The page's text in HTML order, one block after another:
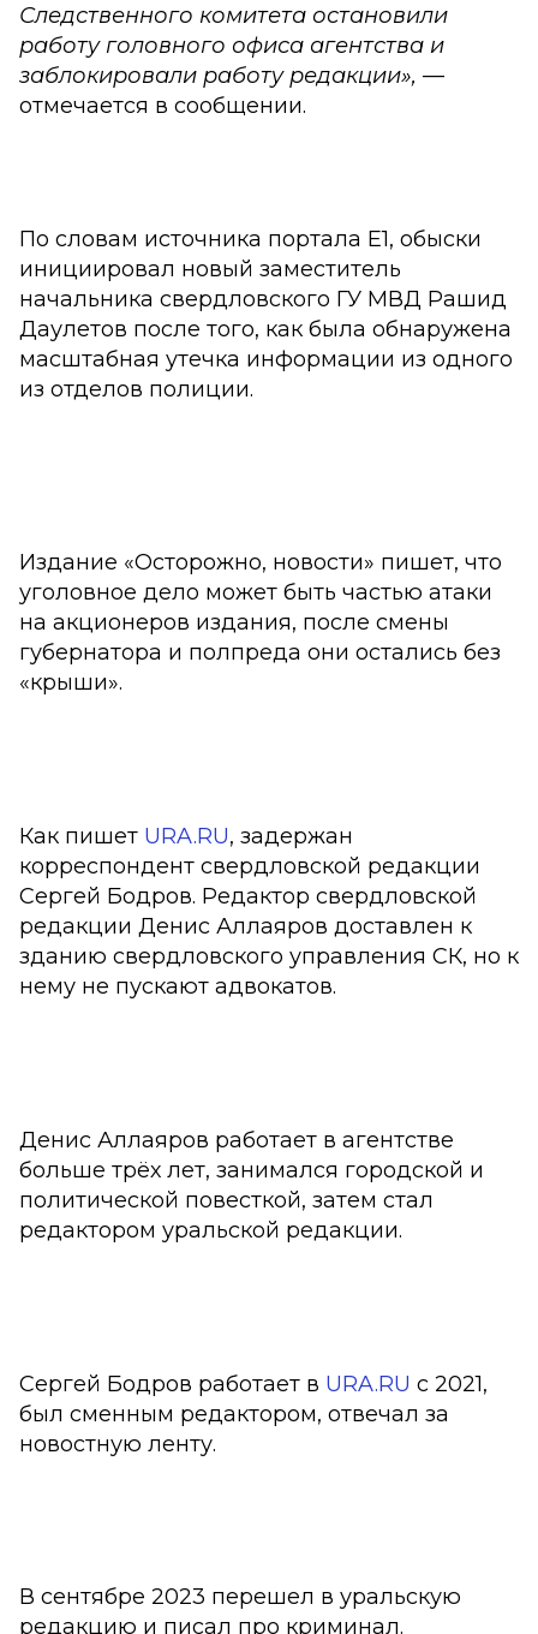
Следственного комитета остановили
работу головного офиса агентства и
заблокировали работу редакции», —
отмечается в сообщении.
По словам источника портала Е1, обыски
инициировал новый заместитель
начальника свердловского ГУ МВД Рашид
Даулетов после того, как была обнаружена
масштабная утечка информации из одного
из отделов полиции.
Издание «Осторожно, новости» пишет, что
уголовное дело может быть частью атаки
на акционеров издания, после смены
губернатора и полпреда они остались без
«крыши».
Как пишет URA.RU, задержан
корреспондент свердловской редакции
Сергей Бодров. Редактор свердловской
редакции Денис Аллаяров доставлен к
зданию свердловского управления СК, но к
нему не пускают адвокатов.
Денис Аллаяров работает в агентстве
больше трёх лет, занимался городской и
политической повесткой, затем стал
редактором уральской редакции.
Сергей Бодров работает в URA.RU с 2021,
был сменным редактором, отвечал за
новостную ленту.
В сентябре 2023 перешел в уральскую
редакцию и писал про криминал.